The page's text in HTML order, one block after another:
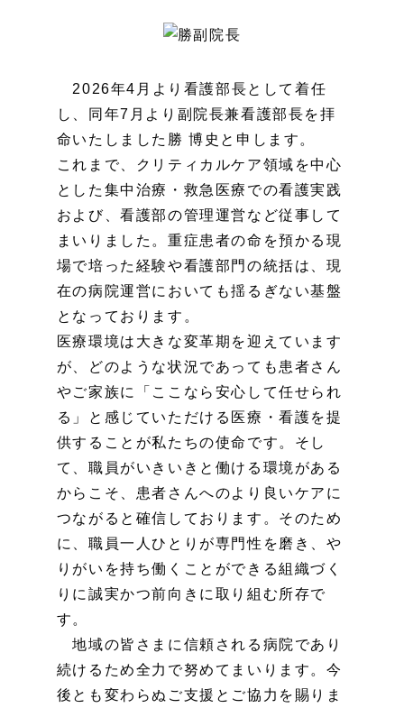
2026年4月より看護部長として着任
し、同年7月より副院長兼看護部長を拝
命いたしました勝 博史と申します。
これまで、クリティカルケア領域を中心
とした集中治療・救急医療での看護実践
および、看護部の管理運営など従事して
まいりました。重症患者の命を預かる現
場で培った経験や看護部門の統括は、現
在の病院運営においても揺るぎない基盤
となっております。
医療環境は大きな変革期を迎えています
が、どのような状況であっても患者さん
やご家族に「ここなら安心して任せられ
る」と感じていただける医療・看護を提
供することが私たちの使命です。そし
て、職員がいきいきと働ける環境がある
からこそ、患者さんへのより良いケアに
つながると確信しております。そのため
に、職員一人ひとりが専門性を磨き、や
りがいを持ち働くことができる組織づく
りに誠実かつ前向きに取り組む所存で
す。
地域の皆さまに信頼される病院であり
続けるため全力で努めてまいります。今
後とも変わらぬご支援とご協力を賜りま